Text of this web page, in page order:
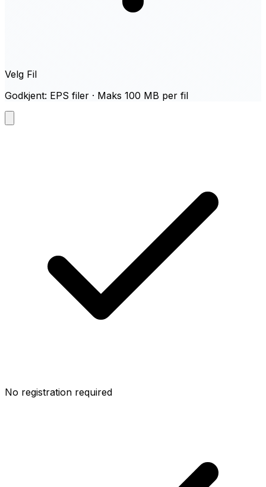
Velg Fil
Godkjent: EPS filer · Maks 100 MB per fil
No registration required